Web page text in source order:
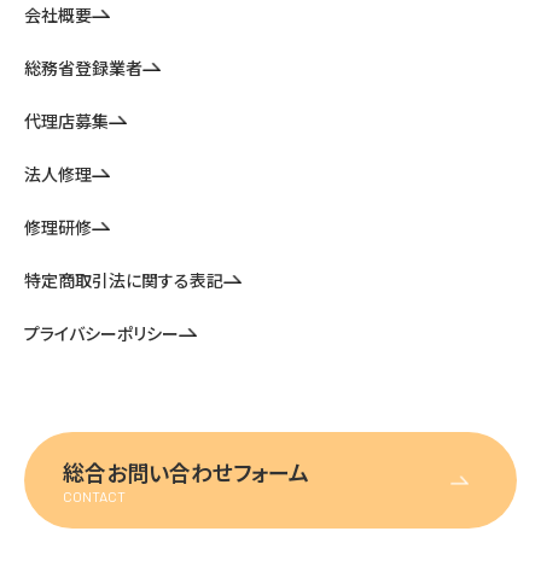
会社概要
総務省登録業者
代理店募集
法人修理
修理研修
特定商取引法に関する表記
プライバシーポリシー
総合お問い合わせフォーム
CONTACT